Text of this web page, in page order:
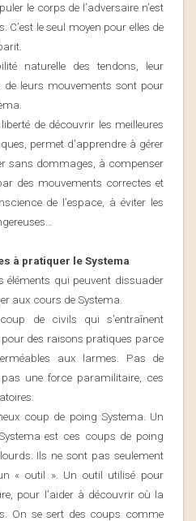
le corps de l’adversaire n’est
le seul moyen pour elles de
naturelle des tendons, leur
de leurs mouvements sont pour
de découvrir les meilleures
permet d’apprendre à gérer
sans dommages, à compenser
des mouvements correctes et
de l’espace, à éviter les
à pratiquer le Systema
éléments qui peuvent dissuader
aux cours de Systema.
de civils qui s’entraînent
pour des raisons pratiques parce
aux larmes. Pas de
une force paramilitaire, ces
coup de poing Systema. Un
est ces coups de poing
Ils ne sont pas seulement
« outil ». Un outil utilisé pour
pour l’aider à découvrir où la
On se sert des coups comme